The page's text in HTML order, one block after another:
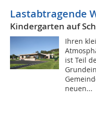
Lastabtragende
Kindergarten auf
Ihren
ist Teil
neuen...